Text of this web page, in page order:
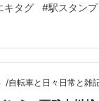
るぶ埼玉 川越 秩父
決定版 日本の
) デアゴスティー
良 仙台
キタグ #駅スタンプ
/自転車と日々日常と雑